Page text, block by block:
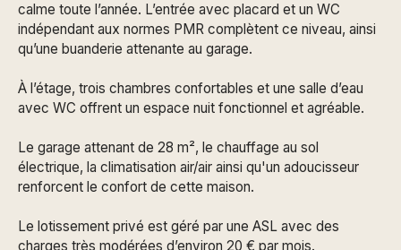
calme toute l’année. L’entrée avec placard et un WC
indépendant aux normes PMR complètent ce niveau, ainsi
qu’une buanderie attenante au garage.
À l’étage, trois chambres confortables et une salle d’eau
avec WC offrent un espace nuit fonctionnel et agréable.
Le garage attenant de 28 m², le chauffage au sol
électrique, la climatisation air/air ainsi qu'un adoucisseur
renforcent le confort de cette maison.
Le lotissement privé est géré par une ASL avec des
charges très modérées d’environ 20 € par mois.